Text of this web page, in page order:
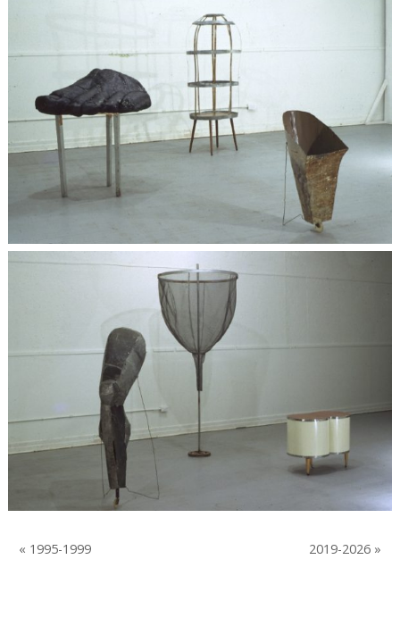
« 1995-1999 2019-2026 »